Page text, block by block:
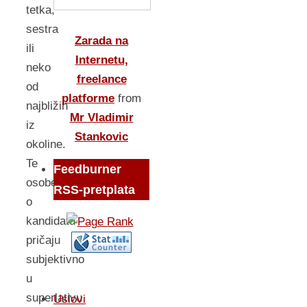
tetka,
sestra
ili
neko
od
najbližih
iz
okoline.
Te
osobe
o
kandidatu
pričaju
subjektivno
u
superlativu
Zarada na
Internetu,
freelance
platforme from
Mr Vladimir
Stankovic
Feedburner
RSS-pretplata
Uslovi